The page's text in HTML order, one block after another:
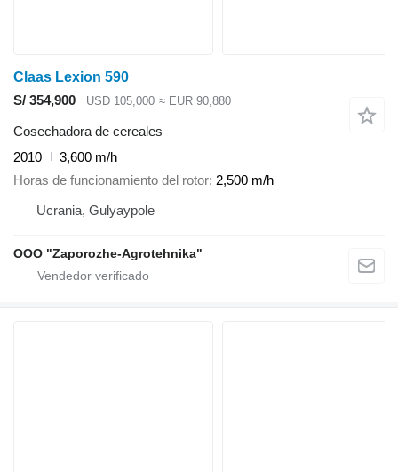
Claas Lexion 590
S/ 354,900
USD 105,000 ≈ EUR 90,880
Cosechadora de cereales
2010
3,600 m/h
Horas de funcionamiento del rotor 2,500 m/h
Ucrania, Gulyaypole
OOO "Zaporozhe-Agrotehnika"